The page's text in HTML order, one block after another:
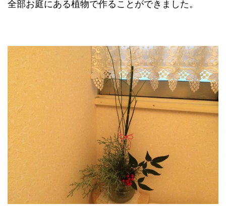
全部お庭にある植物で作ることができました。